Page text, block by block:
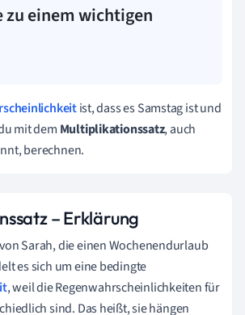
zu einem wichtigen
ist, dass es Samstag ist und
mit dem Multiplikationssatz, auch
berechnen.
– Erklärung
Sarah, die einen Wochenendurlaub
es sich um eine bedingte
, weil die Regenwahrscheinlichkeiten für
sind. Das heißt, sie hängen